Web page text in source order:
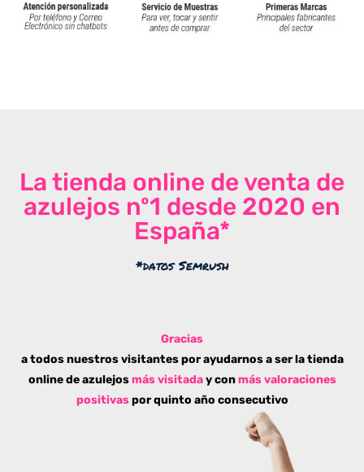
La tienda online de venta de
azulejos nº1 desde 2020 en
España*
*datos Semrush
Gracias
a todos nuestros visitantes por ayudarnos a ser la tienda
online de azulejos más visitaday conmás valoraciones
positivaspor quinto año consecutivo